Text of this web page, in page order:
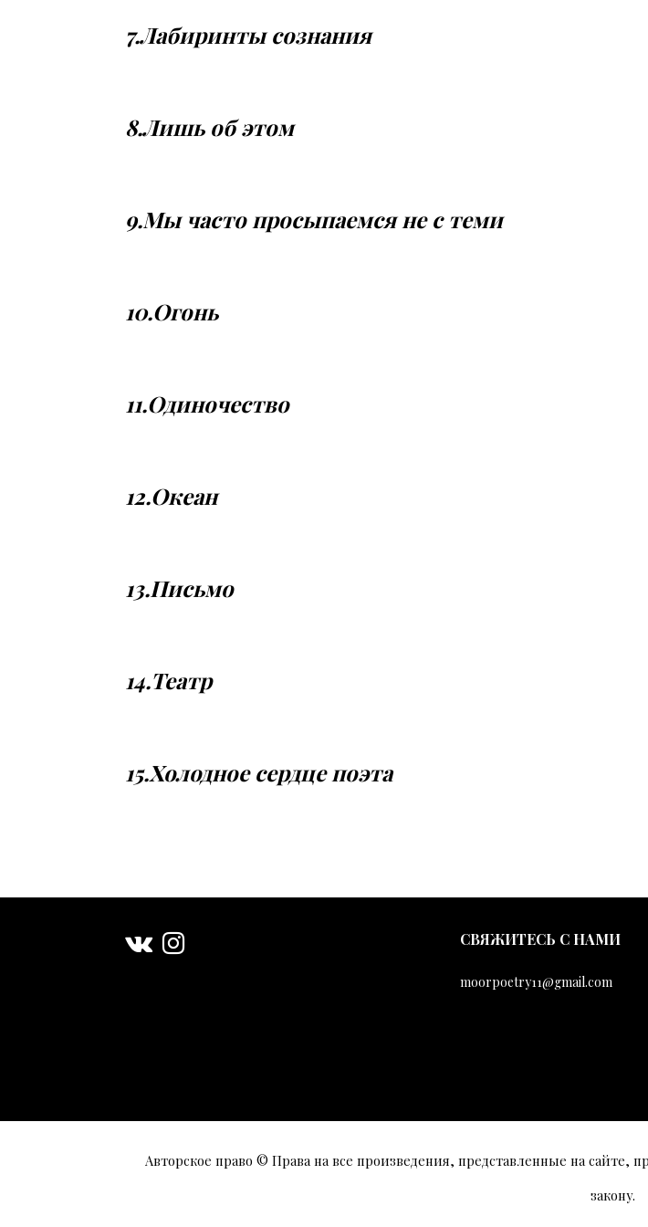
7.Лабиринты сознания
8.Лишь об этом
9.Мы часто просыпаемся не с теми
10.Огонь
11.Одиночество
12.Океан
13.Письмо
14.Театр
15.Холодное сердце поэта
CВЯЖИТЕСЬ С НАМИ
moorpoetry11@gmail.com
Авторское право © Права на все произведения, представленные на сайте,
закону.